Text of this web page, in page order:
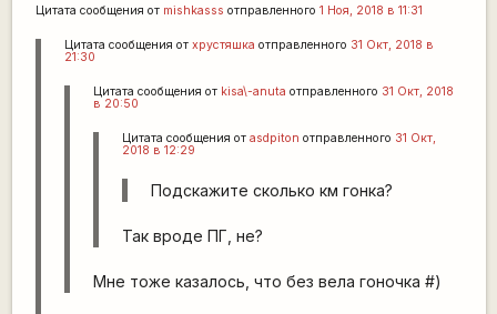
Цитата сообщения от mishkasss отправленного 1 Ноя, 2018 в 11:31
Цитата сообщения от хрустяшка отправленного 31 Окт, 2018 в
21:30
Цитата сообщения от kisa\-anuta отправленного 31 Окт, 2018
в 20:50
Цитата сообщения от asdpiton отправленного 31 Окт,
2018 в 12:29
Подскажите сколько км гонка?
Так вроде ПГ, не?
Мне тоже казалось, что без вела гоночка #)